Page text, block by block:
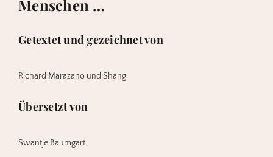
Menschen …
Getextet und gezeichnet von
Richard Marazano und Shang
Übersetzt von
Swantje Baumgart